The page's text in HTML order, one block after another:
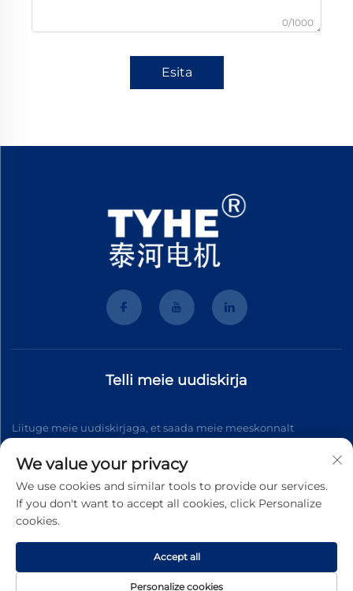
0/1000
Esita
Telli meie uudiskirja
Liituge meie uudiskirjaga, et saada meie meeskonnalt
Telli
Autoriõigus © 2026 Wenzhou Tyhe Motor Co.,ltd. Kõik õigused
We value your privacy
We use cookies and similar tools to provide our services.
If you don't want to accept all cookies, click Personalize
cookies.
Personalize cookies
Accept all